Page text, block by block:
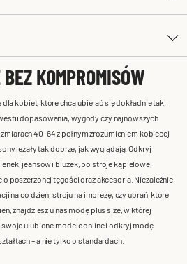
KOMPROMISÓW
kobiet, które chcą ubierać się dokładnie tak,
dopasowania, wygody czy najnowszych
40-64 z pełnym zrozumieniem kobiecej
leżały tak dobrze, jak wyglądają. Odkryj
jeansów i bluzek, po stroje kąpielowe,
poszerzonej tęgości oraz akcesoria. Niezależnie
na co dzień, stroju na imprezę, czy ubrań, które
znajdziesz u nas modę plus size, w której
swoje ulubione modele online i odkryj modę
– a nie tylko o standardach.